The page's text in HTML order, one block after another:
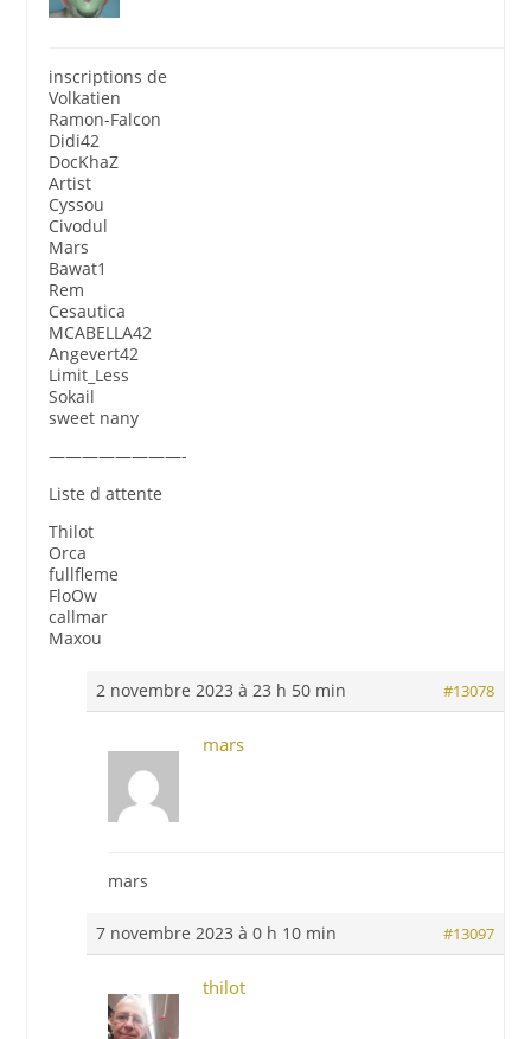
inscriptions de
Volkatien
Ramon-Falcon
Didi42
DocKhaZ
Artist
Cyssou
Civodul
Mars
Bawat1
Rem
Cesautica
MCABELLA42
Angevert42
Limit_Less
Sokail
sweet nany
————————-
Liste d attente
Thilot
Orca
fullfleme
FloOw
callmar
Maxou
2 novembre 2023 à 23 h 50 min #13078
mars
mars
7 novembre 2023 à 0 h 10 min #13097
thilot